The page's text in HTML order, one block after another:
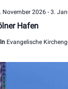
Hafen
November 2026- 3.
Evangelische